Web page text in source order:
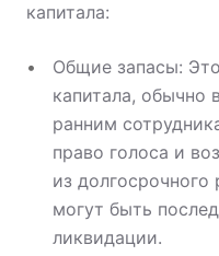
капитала:
Общие запасы:
капитала, обычно
ранним
право голоса и
из
могут быть
ликвидации.